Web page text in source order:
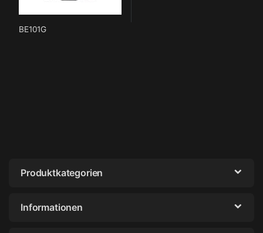
BE101G
Produktkategorien
Informationen